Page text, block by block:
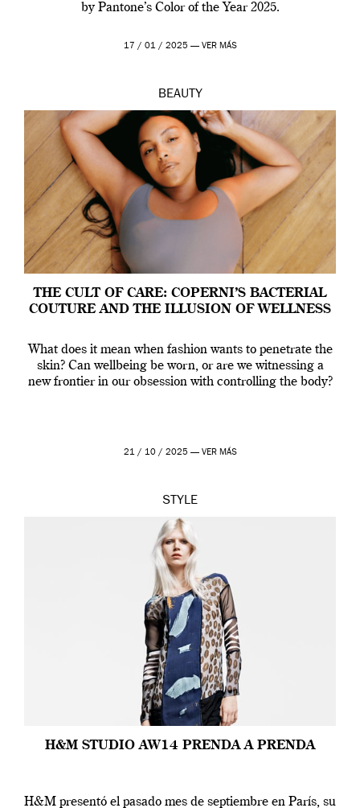
by Pantone’s Color of the Year 2025.
17 / 01 / 2025 — VER MÁS
BEAUTY
THE CULT OF CARE: COPERNI’S BACTERIAL
COUTURE AND THE ILLUSION OF WELLNESS
What does it mean when fashion wants to penetrate the
skin? Can wellbeing be worn, or are we witnessing a
new frontier in our obsession with controlling the body?
21 / 10 / 2025 — VER MÁS
STYLE
H&M STUDIO AW14 PRENDA A PRENDA
H&M presentó el pasado mes de septiembre en París, su